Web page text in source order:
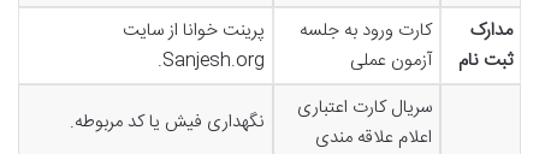
مدارک
ثبت نام
کارت ورود به جلسه
آزمون عملی
پرینت خوانا از سایت
Sanjesh.org.
سریال کارت اعتباری
اعلام علاقه مندی
نگهداری فیش یا کد مربوطه.